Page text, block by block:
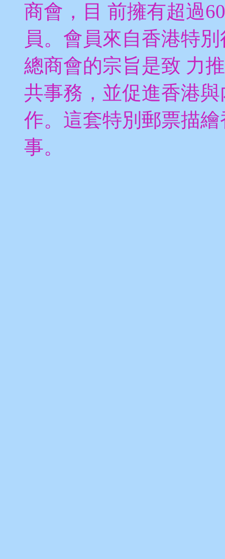
商會，目 前擁有超過
員。會員來自香港特
總商會的宗旨是致 力
共事務，並促進香港
作。這套特別郵票描
事。